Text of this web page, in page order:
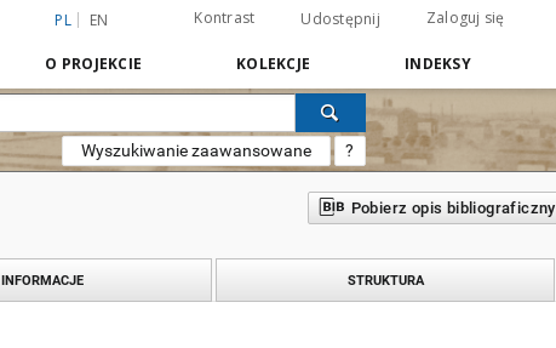
PL EN Kontrast Udostępnij Zaloguj się
O PROJEKCIE KOLEKCJE INDEKSY
Wyszukiwanie zaawansowane ?
Pobierz opis bibliograficzny
INFORMACJE STRUKTURA